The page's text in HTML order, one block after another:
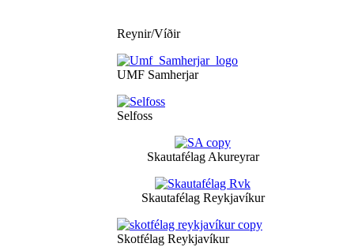
Reynir/Víðir
UMF Samherjar
Selfoss
Skautafélag Akureyrar
Skautafélag Reykjavíkur
Skotfélag Reykjavíkur